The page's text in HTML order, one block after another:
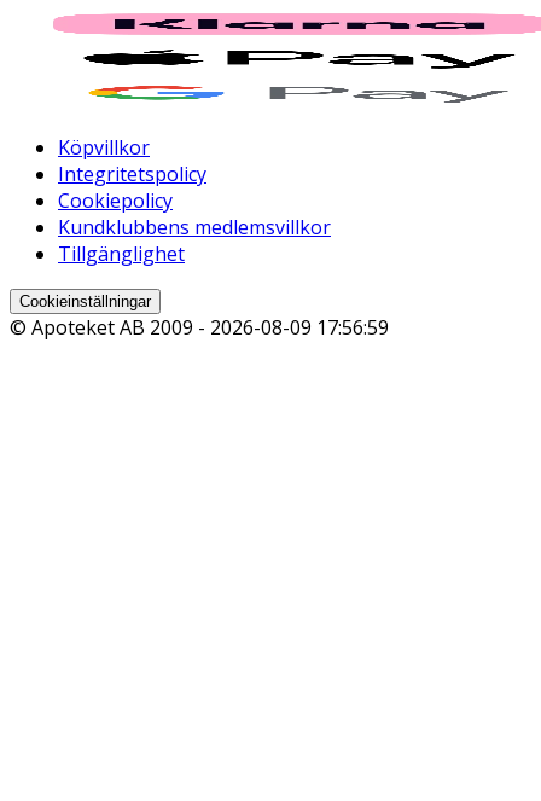
Köpvillkor
Integritetspolicy
Cookiepolicy
Kundklubbens medlemsvillkor
Tillgänglighet
Cookieinställningar
© Apoteket AB 2009 - 2026-08-09 17:56:59